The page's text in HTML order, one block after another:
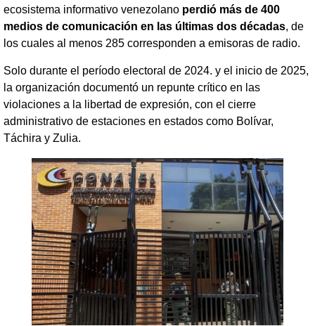
ecosistema informativo venezolano perdió más de 400
medios de comunicación en las últimas dos décadas, de
los cuales al menos 285 corresponden a emisoras de radio.
Solo durante el período electoral de 2024. y el inicio de 2025,
la organización documentó un repunte crítico en las
violaciones a la libertad de expresión, con el cierre
administrativo de estaciones en estados como Bolívar,
Táchira y Zulia.